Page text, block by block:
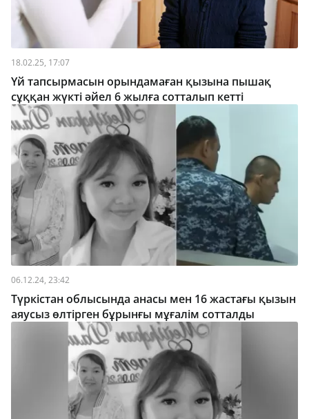
18.02.25, 17:07
Үй тапсырмасын орындамаған қызына пышақ
сұққан жүкті әйел 6 жылға сотталып кетті
06.12.24, 23:42
Түркістан облысында анасы мен 16 жастағы қызын
аяусыз өлтірген бұрынғы мұғалім сотталды